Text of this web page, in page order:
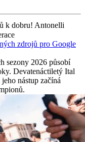
k dobru! Antonelli
zdrojů pro Google
sezony 2026 působí
Devatenáctiletý Ital
nástup začíná